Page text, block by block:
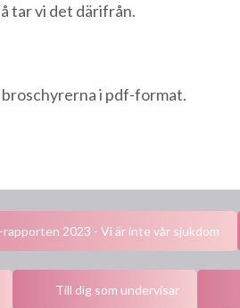
tar vi det därifrån.
i pdf-format.
2023 - Vi är inte vår sjukdom
Till dig som undervisar